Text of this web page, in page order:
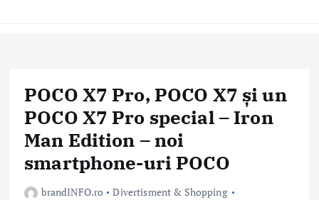
POCO X7 Pro, POCO X7 și un
POCO X7 Pro special – Iron
Man Edition – noi
smartphone-uri POCO
brandINFO.ro
Divertisment & Shopping